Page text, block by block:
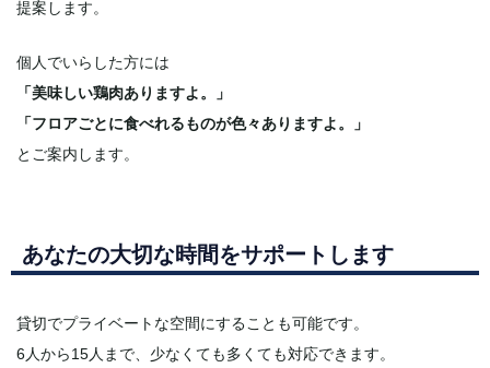
提案します。
個人でいらした方には
「美味しい鶏肉ありますよ。」
「フロアごとに食べれるものが色々ありますよ。」
とご案内します。
あなたの大切な時間をサポートします
貸切でプライベートな空間にすることも可能です。
6人から15人まで、少なくても多くても対応できます。